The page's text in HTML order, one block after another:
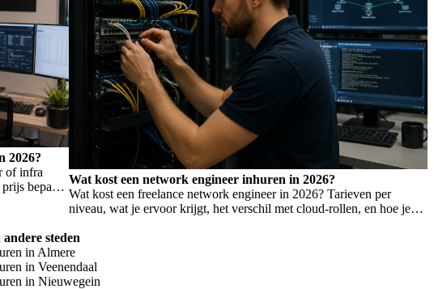
2026?
of infra
bepaalt,
Wat kost een network engineer inhuren in 2026?
Wat kost een freelance network engineer in 2026? Tarieven per
niveau, wat je ervoor krijgt, het verschil met cloud-rollen, en hoe je
steden
in Almere
in Veenendaal
in Nieuwegein